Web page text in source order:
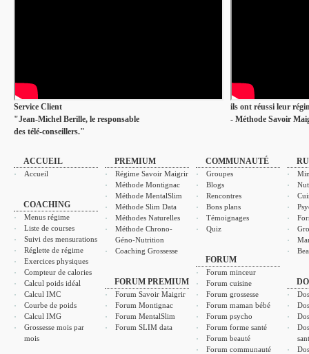
Service Client
"Jean-Michel Berille, le responsable
des télé-conseillers."
ils ont réussi leur
- Méthode Savoir
ACCUEIL
Accueil
COACHING
Menus régime
Liste de courses
Suivi des mensurations
Réglette de régime
Exercices physiques
Compteur de calories
Calcul poids idéal
Calcul IMC
Courbe de poids
Calcul IMG
Grossesse mois par
mois
PREMIUM
Régime Savoir Maigrir
Méthode Montignac
Méthode MentalSlim
Méthode Slim Data
Méthodes Naturelles
Méthode Chrono-
Géno-Nutrition
Coaching Grossesse
FORUM PREMIUM
Forum Savoir Maigrir
Forum Montignac
Forum MentalSlim
Forum SLIM data
COMMUNAUTÉ
Groupes
Blogs
Rencontres
Bons plans
Témoignages
Quiz
FORUM
Forum minceur
Forum cuisine
Forum grossesse
Forum maman bébé
Forum psycho
Forum forme santé
Forum beauté
Forum communauté